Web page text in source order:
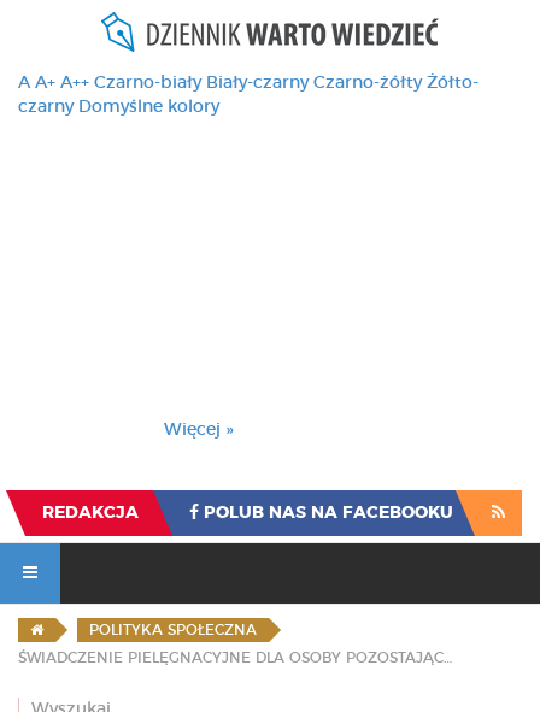
A A+ A++ Czarno-biały Biały-czarny Czarno-żółty Żółto-
czarny Domyślne kolory
Więcej »
REDAKCJA POLUB NAS NA FACEBOOKU
POLITYKA SPOŁECZNA